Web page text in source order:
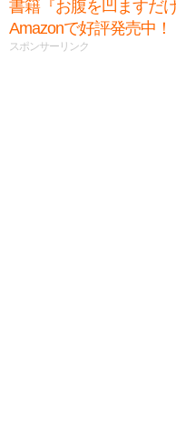
書籍『お腹を凹ますだ
Amazonで好評発売中！
スポンサーリンク